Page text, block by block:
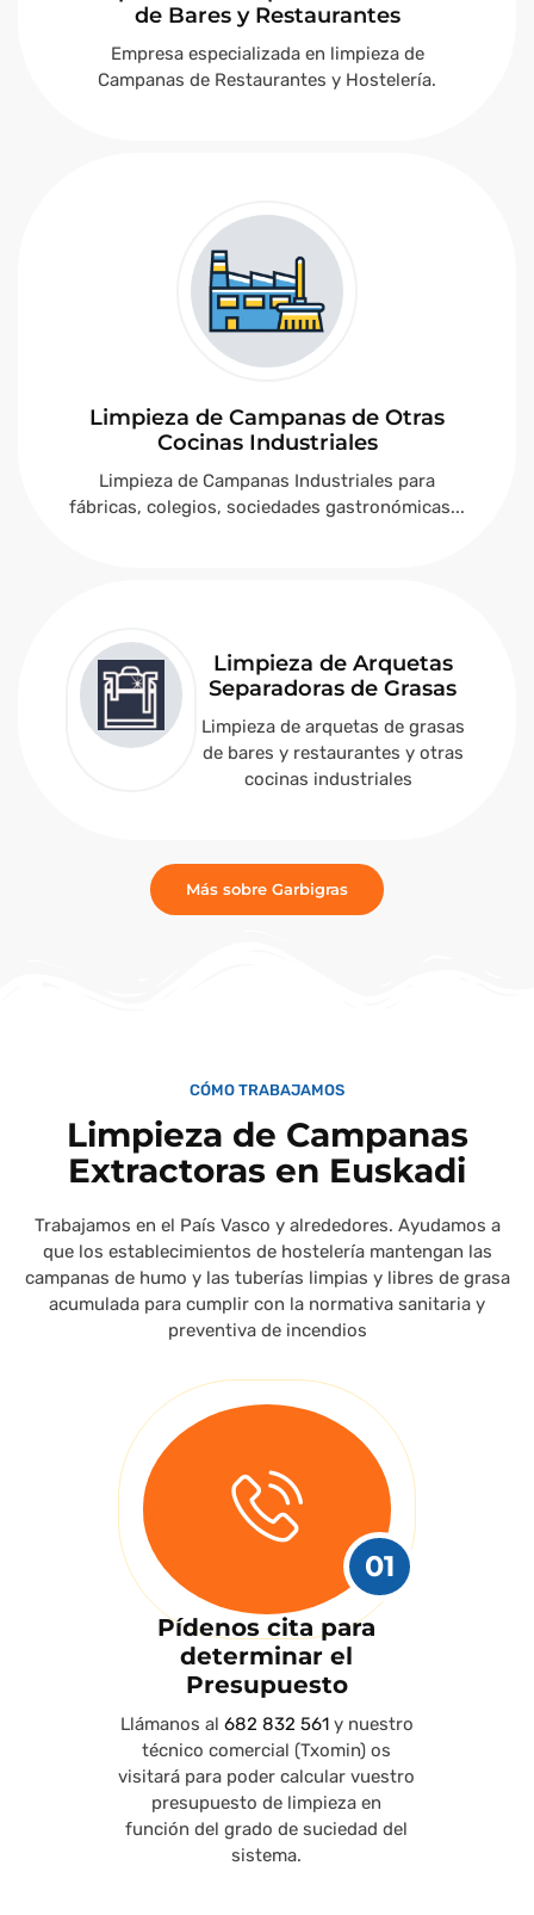
de Bares y Restaurantes
Empresa especializada en limpieza de
Campanas de Restaurantes y Hostelería.
Limpieza de Campanas de Otras
Cocinas Industriales
Limpieza de Campanas Industriales para
fábricas, colegios, sociedades gastronómicas...
Limpieza de Arquetas
Separadoras de Grasas
Limpieza de arquetas de grasas
de bares y restaurantes y otras
cocinas industriales
Más sobre Garbigras
CÓMO TRABAJAMOS
Limpieza de Campanas
Extractoras en Euskadi
Trabajamos en el País Vasco y alrededores. Ayudamos a
que los establecimientos de hostelería mantengan las
campanas de humo y las tuberías limpias y libres de grasa
acumulada para cumplir con la normativa sanitaria y
preventiva de incendios
01
Pídenos cita para
determinar el
Presupuesto
Llámanos al 682 832 561y nuestro
técnico comercial (Txomin) os
visitará para poder calcular vuestro
presupuesto de limpieza en
función del grado de suciedad del
sistema.